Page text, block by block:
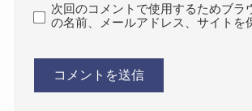
次回のコメントで使用するためブラ
の名前、メールアドレス、サイトを